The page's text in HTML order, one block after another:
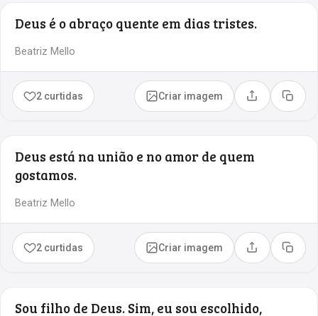
Deus é o abraço quente em dias tristes.
Beatriz Mello
2 curtidas Criar imagem Compartilhar
Copiar
Deus está na união e no amor de quem
gostamos.
Beatriz Mello
2 curtidas Criar imagem Compartilhar
Copiar
Sou filho de Deus. Sim, eu sou escolhido,